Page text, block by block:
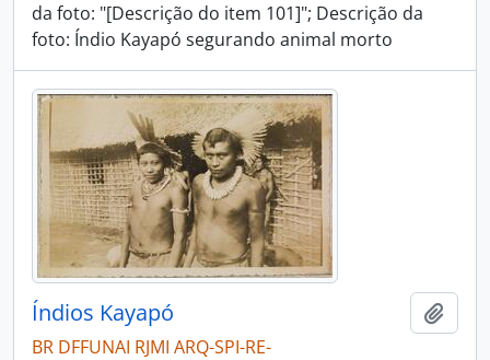
da foto: "[Descrição do item 101]"; Descrição da
foto: Índio Kayapó segurando animal morto
Índios Kayapó
BR DFFUNAI RJMI ARQ-SPI-RE-